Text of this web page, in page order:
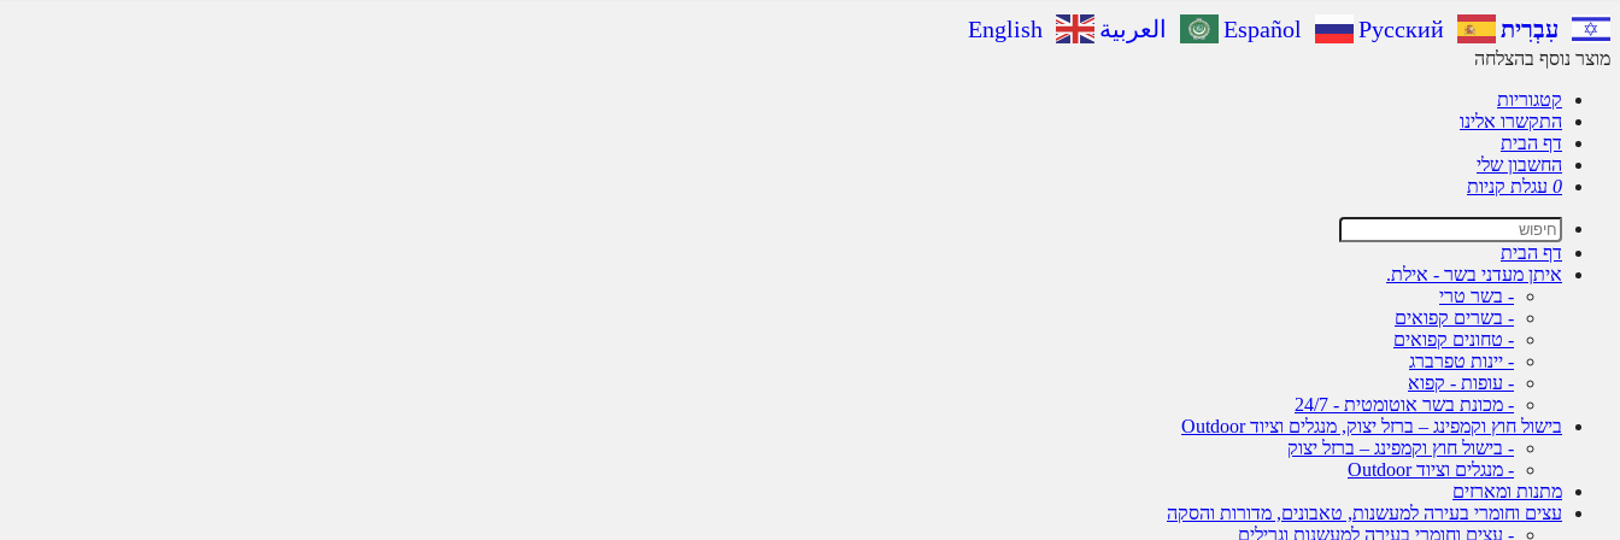
עִבְרִית Español Русский العربية English
מוצר נוסף בהצלחה
קטגוריות
התקשרו אלינו
דף הבית
החשבון שלי
0 עגלת קניות
דף הבית
איתן מעדני בשר - אילת.
- בשר טרי
- בשרים קפואים
- טחונים קפואים
- יינות טפרברג
- עופות - קפוא
- מכונת בשר אוטומטית - 24/7
בישול חוץ וקמפינג – ברזל יצוק, מנגלים וציוד Outdoor
- בישול חוץ וקמפינג – ברזל יצוק
- מנגלים וציוד Outdoor
מתנות ומארזים
עצים וחומרי בעירה למעשנות, טאבונים, מדורות והסקה
- עצים וחומרי בעירה למעשנות וגרילים